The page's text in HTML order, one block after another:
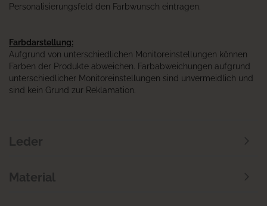
Personalisierungsfeld den Farbwunsch eintragen.
Farbdarstellung:
Aufgrund von unterschiedlichen Monitoreinstellungen können
Farben der Produkte abweichen. Farbabweichungen aufgrund
unterschiedlicher Monitoreinstellungen sind unvermeidlich und
sind kein Grund zur Reklamation.
Leder
Material